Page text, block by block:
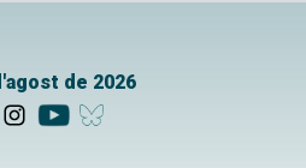
de 2026